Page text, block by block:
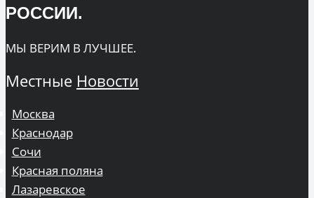
РОССИИ.
МЫ ВЕРИМ В ЛУЧШЕЕ.
Местные Новости
Москва
Краснодар
Сочи
Красная поляна
Лазаревское